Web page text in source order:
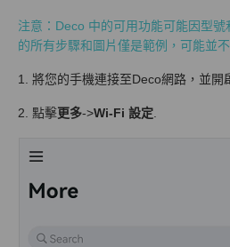
注意：Deco 中的可用功能可能因型
的所有步驟和圖片僅是範例，可能並
1. 將您的手機連接至Deco網路，並開
2. 點擊更多->Wi-Fi 設定